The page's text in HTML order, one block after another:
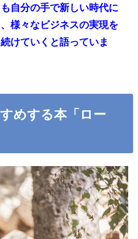
自分の手で新しい時代に
様々なビジネスの実現を
けていくと語っていま
めする本「ロー